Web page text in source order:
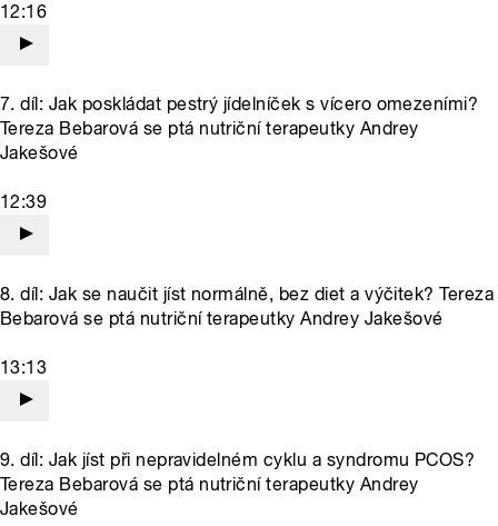
12:16
7. díl: Jak poskládat pestrý jídelníček s vícero omezeními?
Tereza Bebarová se ptá nutriční terapeutky Andrey
Jakešové
12:39
8. díl: Jak se naučit jíst normálně, bez diet a výčitek? Tereza
Bebarová se ptá nutriční terapeutky Andrey Jakešové
13:13
9. díl: Jak jíst při nepravidelném cyklu a syndromu PCOS?
Tereza Bebarová se ptá nutriční terapeutky Andrey
Jakešové